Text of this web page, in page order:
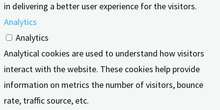
in delivering a better user experience for the visitors.
Analytics
Analytics
Analytical cookies are used to understand how visitors
interact with the website. These cookies help provide
information on metrics the number of visitors, bounce
rate, traffic source, etc.